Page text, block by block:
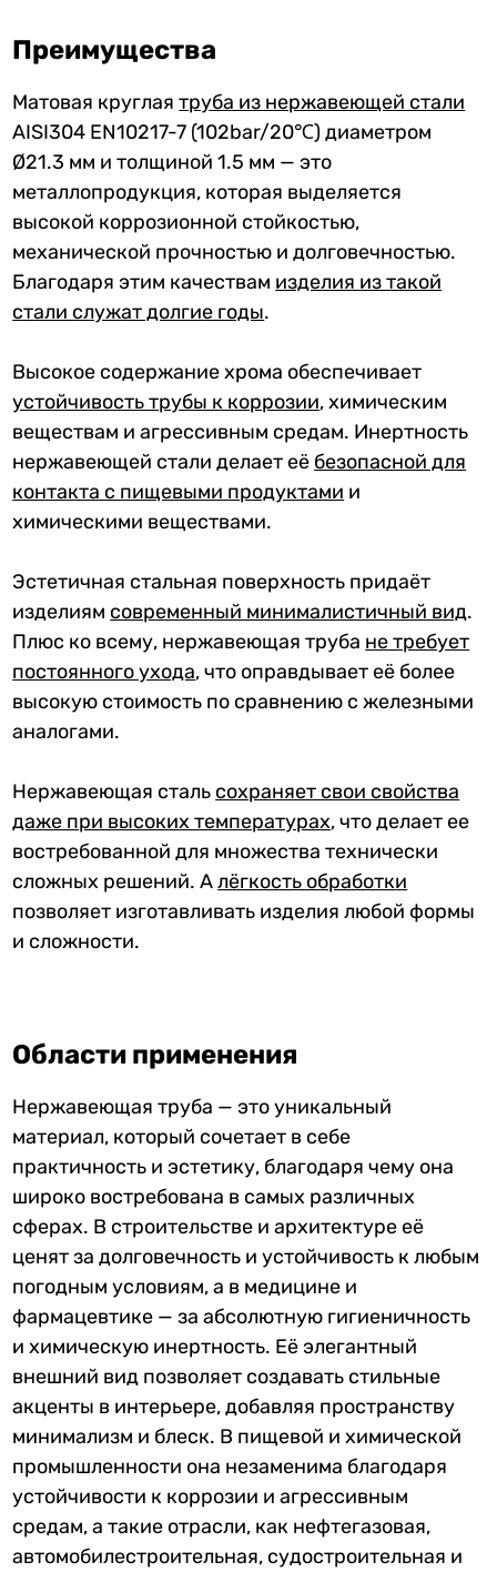
Преимущества
Матовая круглаятруба из нержавеющей стали
AISI304 EN10217-7 (102bar/20℃) диаметром
Ø21.3 мм и толщиной 1.5 мм — это
металлопродукция, которая выделяется
высокой коррозионной стойкостью,
механической прочностью и долговечностью.
Благодаря этим качествам изделия из такой
стали служат долгие годы.
Высокое содержание хрома обеспечивает
устойчивость трубы к коррозии, химическим
веществам и агрессивным средам. Инертность
нержавеющей стали делает её безопасной для
контакта с пищевыми продуктами и
химическими веществами.
Эстетичная стальная поверхность придаёт
изделиям современный минималистичный вид.
Плюс ко всему, нержавеющая труба не требует
постоянного ухода, что оправдывает её более
высокую стоимость по сравнению с железными
аналогами.
Нержавеющая сталь сохраняет свои свойства
даже при высоких температурах, что делает ее
востребованной для множества технически
сложных решений. Алёгкость обработки
позволяет изготавливать изделия любой формы
и сложности.
Области применения
Нержавеющая труба — это уникальный
материал, который сочетает в себе
практичность и эстетику, благодаря чему она
широко востребована в самых различных
сферах. В строительстве и архитектуре её
ценят за долговечность и устойчивость к любым
погодным условиям, а в медицине и
фармацевтике — за абсолютную гигиеничность
и химическую инертность. Её элегантный
внешний вид позволяет создавать стильные
акценты в интерьере, добавляя пространству
минимализм и блеск. В пищевой и химической
промышленности она незаменима благодаря
устойчивости к коррозии и агрессивным
средам, а такие отрасли, как нефтегазовая,
автомобилестроительная, судостроительная и